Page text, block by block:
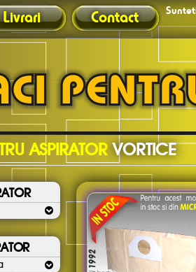
Livrari Contact
ASPIRATOR VORTICE